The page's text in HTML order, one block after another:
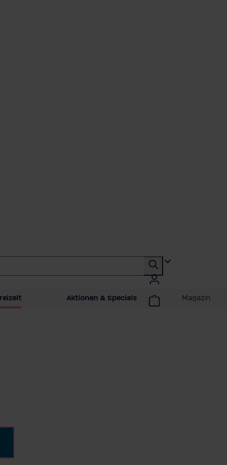
Aktionen & Specials Magazin